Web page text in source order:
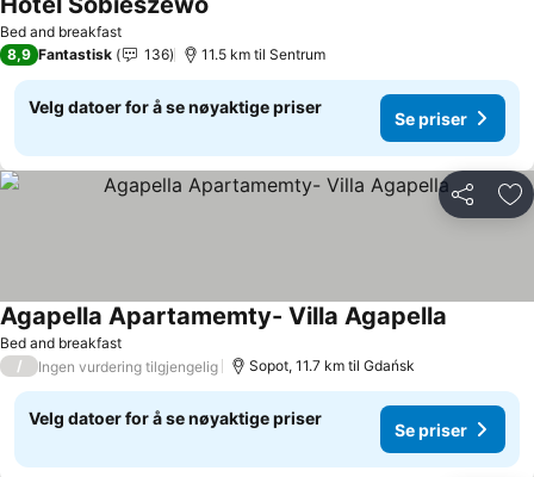
Bed and breakfast
8,9 Fantastisk 136 11.5 km til Sentrum
Velg datoer for å se nøyaktige priser
Se priser
Del
Bed and breakfast
Agapella Apartamemty- Villa Agapella
/ Ingen vurdering tilgjengelig Sopot, 11.7 km til Gdańsk
Velg datoer for å se nøyaktige priser
Se priser